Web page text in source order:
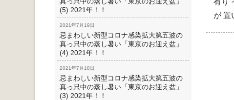
有り
が
(5) 2021年！！
2021年7月19日
忌まわしい新型コロナ感染拡大第五波の
真っ只中の蒸し暑い「東京のお迎え盆」
(4) 2021年！！
2021年7月18日
忌まわしい新型コロナ感染拡大第五波の
真っ只中の蒸し暑い「東京のお迎え盆」
(3) 2021年！！